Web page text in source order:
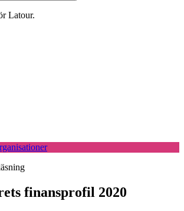
Latour.
finansprofil 2020